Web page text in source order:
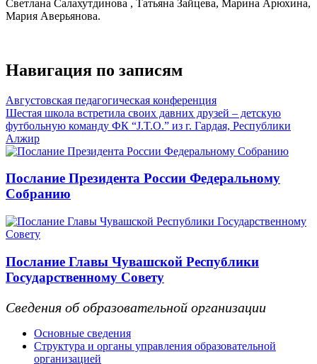
Светлана Салахутдинова , Татьяна Зайцева, Марина Арюхина,
Мария Аверьянова.
Навигация по записям
Августовская педагогическая конференция
Шестая школа встретила своих давних друзей – детскую
футбольную команду ФК “J.T.O.” из г. Гардая, Республики
Алжир
Послание Президента России Федеральному
Собранию
Послание Главы Чувашской Республики
Государственному Совету
Сведения об образовательной организации
Основные сведения
Структура и органы управления образовательной
организацией